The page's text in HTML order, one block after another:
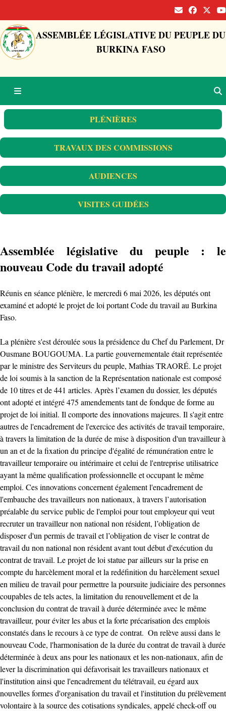
ASSEMBLÉE LÉGISLATIVE DU PEUPLE DU
BURKINA FASO
PLÉNIÈRES
TRAVAUX DES COMMISSIONS
AUDIENCES
VISITES GUIDÉES
Assemblée législative du peuple : le
nouveau Code du travail adopté ‎
‎Réunis en séance plénière, le mercredi 6 mai 2026, les députés ont
examiné et adopté le projet de loi portant Code du travail au Burkina
Faso.
La plénière s'est déroulée sous la présidence du Chef du Parlement, Dr
Ousmane BOUGOUMA. La partie gouvernementale était représentée
par le ministre des Serviteurs du peuple, Mathias TRAORÉ. ‎Le projet
de loi soumis à la sanction de la Représentation nationale est composé
de 10 titres et de 441 articles. Après l’examen du dossier, les députés
ont adopté et intégré 475 amendements tant de fondque de forme au
projet de loi initial. Il comporte des innovations majeures. Il s'agit entre
autres de l'encadrement de l'exercice des activités de travail temporaire,
à travers la limitation de la durée de mise à disposition d'un travailleur à
un an et de la fixation du principe d'égalité de rémunération entre le
travailleur temporaire ou intérimaire et celui de l'entreprise utilisatrice
ayant la même qualification professionnelle et occupant le même
emploi. ‎Ces innovations concernent également l'encadrement de
l'embauche des travailleurs non nationaux, à travers l’autorisation
préalable du service public de l'emploi pour tout employeur qui veut
recruter un travailleur non national non résident, l’obligation de
disposer d'un permis de travail et l’obligation de viser le contrat de
travail du non national non résident avant tout début d'exécution du
contrat de travail. ‎Le projet de loi statue par ailleurs sur la prise en
compte du harcèlement moral et la redéfinition du harcèlement sexuel
en milieu de travail pour permettre la poursuite judiciaire des personnes
coupables de tels actes, la limitation du renouvellement et de la
conclusion du contrat de travail à durée déterminée avec le même
travailleur, pour éviter les abus et la forte précarisation des emplois
constatés dans le recours à ce type de contrat. ‎ ‎On relève aussi dans le
nouveau Code, l'harmonisation de la durée du contrat de travail à durée
déterminée à deux ans pour les nationaux et les non-nationaux, afin de
lever la discrimination qui défavorisait les travailleurs nationaux et
l'institution ainsi que l'encadrement du télétravail, eu égard aux
nouvelles formes d'organisation du travail et l'institution du prélèvement
volontaire à la source des cotisations syndicales, appelé check-off ou